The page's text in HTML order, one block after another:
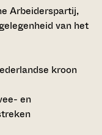
Arbeiderspartij,
van het
kroon
en